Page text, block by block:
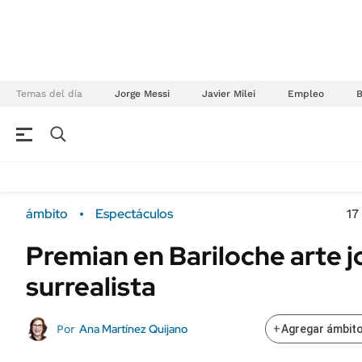
Temas del día Jorge Messi Javier Milei Empleo
Campo
FINANZAS
Mercados
Sustentabilidad
POLÍTICA
ámbito Espectáculos
Premian en Bariloche arte
surrealista
Por Ana Martínez Quijano +Agregar